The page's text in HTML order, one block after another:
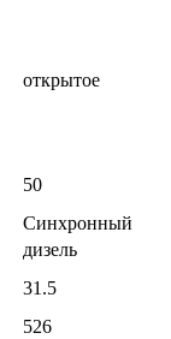
открытое
50
Синхронный
дизель
31.5
526